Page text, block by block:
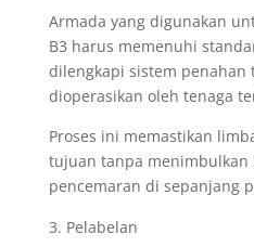
Armada yang digunakan
B3 harus memenuhi
dilengkapi sistem penahan
dioperasikan oleh tenaga
Proses ini memastikan
tujuan tanpa menimbulkan
pencemaran di sepanjang
Pelabelan